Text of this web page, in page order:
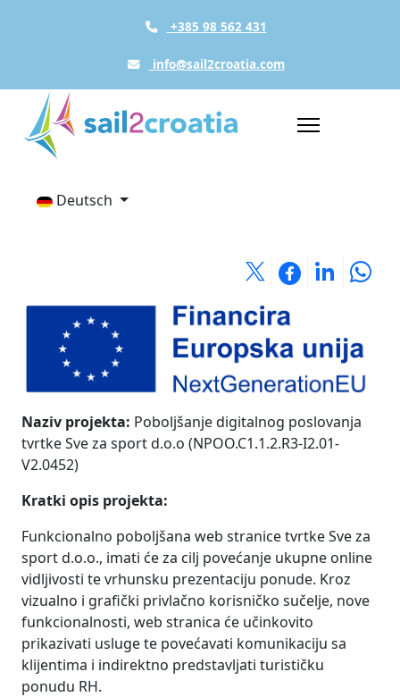
+385 98 562 431
info@sail2croatia.com
Deutsch
Naziv projekta: Poboljšanje digitalnog poslovanja
tvrtke Sve za sport d.o.o (NPOO.C1.1.2.R3-I2.01-
V2.0452)
Kratki opis projekta:
Funkcionalno poboljšana web stranice tvrtke Sve za
sport d.o.o., imati će za cilj povećanje ukupne online
vidljivosti te vrhunsku prezentaciju ponude. Kroz
vizualno i grafički privlačno korisničko sučelje, nove
funkcionalnosti, web stranica će učinkovito
prikazivati usluge te povećavati komunikaciju sa
klijentima i indirektno predstavljati turističku
ponudu RH.